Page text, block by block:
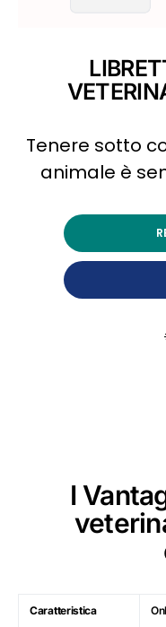
Tenere sotto
animale è
I
Caratteristica